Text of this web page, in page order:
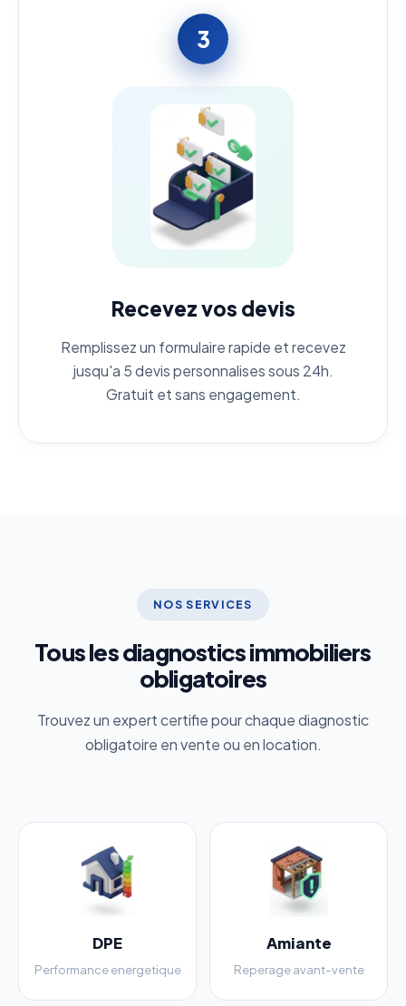
3
Recevez vos devis
Remplissez un formulaire rapide et recevez
jusqu'a 5 devis personnalises sous 24h.
Gratuit et sans engagement.
NOS SERVICES
Tous les diagnostics immobiliers
obligatoires
Trouvez un expert certifie pour chaque diagnostic
obligatoire en vente ou en location.
DPE
Performance energetique
Amiante
Reperage avant-vente